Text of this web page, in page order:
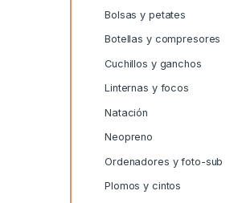
Bolsas y petates
Botellas y compresores
Cuchillos y ganchos
Linternas y focos
Natación
Neopreno
Ordenadores y foto-sub
Plomos y cintos